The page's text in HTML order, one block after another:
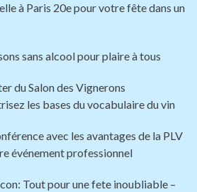
à Paris 20e pour votre fête dans un
sans alcool pour plaire à tous
du Salon des Vignerons
les bases du vocabulaire du vin
avec les avantages de la PLV
événement professionnel
Tout pour une fete inoubliable –